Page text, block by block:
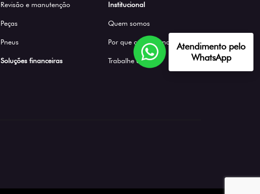
Revisão e manutenção
Peças
Pneus
Soluções financeiras
Institucional
Quem somos
Por que comprar na Saga
Trabalhe conosco
Atendimento pelo
WhatsApp